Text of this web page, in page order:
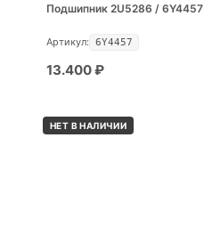
Подшипник 2U5286 / 6Y4457
Артикул: 6Y4457
13.400₽
НЕТ В НАЛИЧИИ